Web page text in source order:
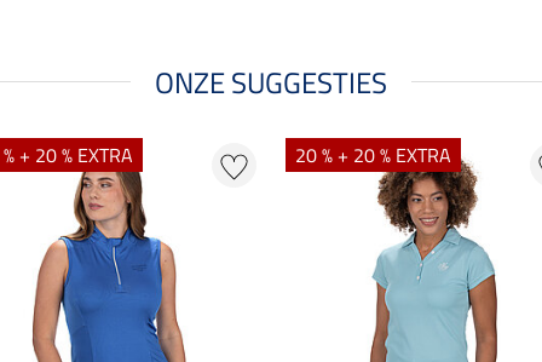
ONZE SUGGESTIES
+ 20 % EXTRA 20 % + 20 % EXTRA